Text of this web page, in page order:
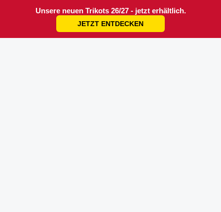
Unsere neuen Trikots 26/27 - jetzt erhältlich.
JETZT ENTDECKEN